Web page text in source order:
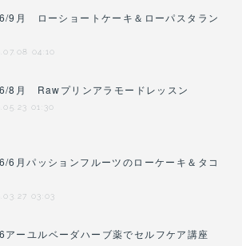
9月 ローショートケーキ＆ローパスタラン
04:10
8月 Rawプリンアラモードレッスン
01:30
6月パッションフルーツのローケーキ＆タコ
03:03
アーユルベーダハーブ薬でセルフケア講座